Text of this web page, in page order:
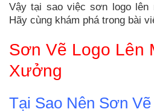
Vậy tại sao việc sơn logo lên
Hãy cùng khám phá trong bài
Sơn Vẽ Logo Lên
Xưởng
Tại Sao Nên Sơn